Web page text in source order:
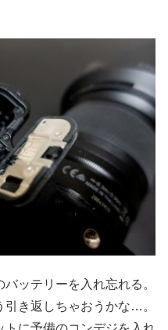
ッテリーを入れ忘れる。
き返しちゃおうかな…。